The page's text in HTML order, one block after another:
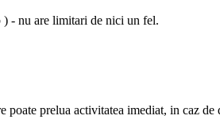
) - nu are limitari de nici un fel.
prelua activitatea imediat, in caz